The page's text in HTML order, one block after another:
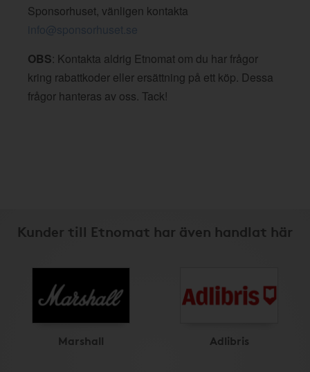
Sponsorhuset, vänligen kontakta
info@sponsorhuset.se
OBS: Kontakta aldrig Etnomat om du har frågor
kring rabattkoder eller ersättning på ett köp. Dessa
frågor hanteras av oss. Tack!
Kunder till Etnomat har även handlat här
Marshall Adlibris